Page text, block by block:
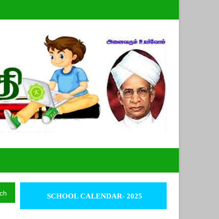
SCHOOL CALENDAR- 2025